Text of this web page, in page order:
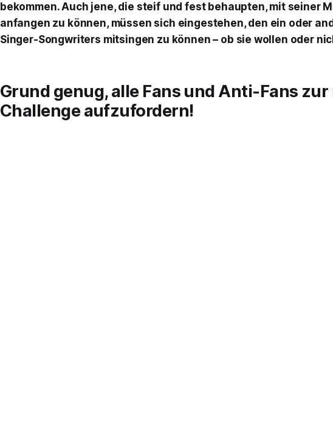
bekommen. Auch jene, die steif und fest behaupten, mit seiner
anfangen zu können, müssen sich eingestehen, den ein oder
Singer-Songwriters mitsingen zu können – ob sie wollen oder
Grund genug, alle Fans und Anti-Fans
Challenge aufzufordern!